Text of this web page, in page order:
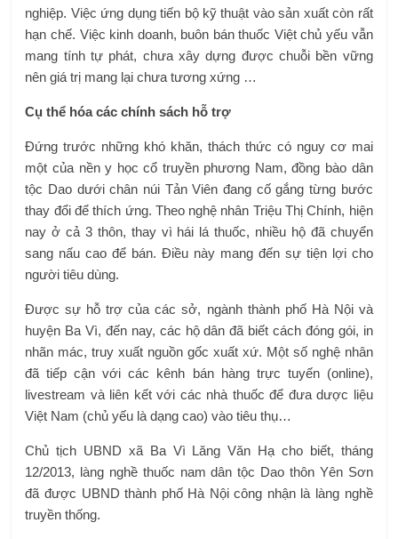
nghiệp. Việc ứng dụng tiến bộ kỹ thuật vào sản xuất còn rất
hạn chế. Việc kinh doanh, buôn bán thuốc Việt chủ yếu vẫn
mang tính tự phát, chưa xây dựng được chuỗi bền vững
nên giá trị mang lại chưa tương xứng …
Cụ thể hóa các chính sách hỗ trợ
Đứng trước những khó khăn, thách thức có nguy cơ mai
một của nền y học cổ truyền phương Nam, đồng bào dân
tộc Dao dưới chân núi Tản Viên đang cố gắng từng bước
thay đổi để thích ứng. Theo nghệ nhân Triệu Thị Chính, hiện
nay ở cả 3 thôn, thay vì hái lá thuốc, nhiều hộ đã chuyển
sang nấu cao để bán. Điều này mang đến sự tiện lợi cho
người tiêu dùng.
Được sự hỗ trợ của các sở, ngành thành phố Hà Nội và
huyện Ba Vì, đến nay, các hộ dân đã biết cách đóng gói, in
nhãn mác, truy xuất nguồn gốc xuất xứ. Một số nghệ nhân
đã tiếp cận với các kênh bán hàng trực tuyến (online),
livestream và liên kết với các nhà thuốc để đưa dược liệu
Việt Nam (chủ yếu là dạng cao) vào tiêu thụ…
Chủ tịch UBND xã Ba Vì Lăng Văn Hạ cho biết, tháng
12/2013, làng nghề thuốc nam dân tộc Dao thôn Yên Sơn
đã được UBND thành phố Hà Nội công nhận là làng nghề
truyền thống.